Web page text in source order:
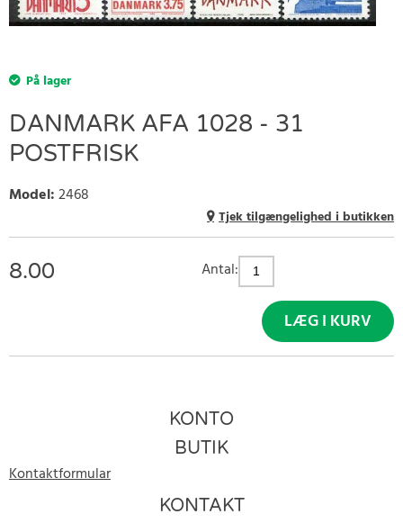
På lager
DANMARK AFA 1028 - 31
POSTFRISK
Model:2468
Tjek tilgængelighed i butikken
8.00 Antal:
LÆG I KURV
KONTO
BUTIK
Kontaktformular
KONTAKT